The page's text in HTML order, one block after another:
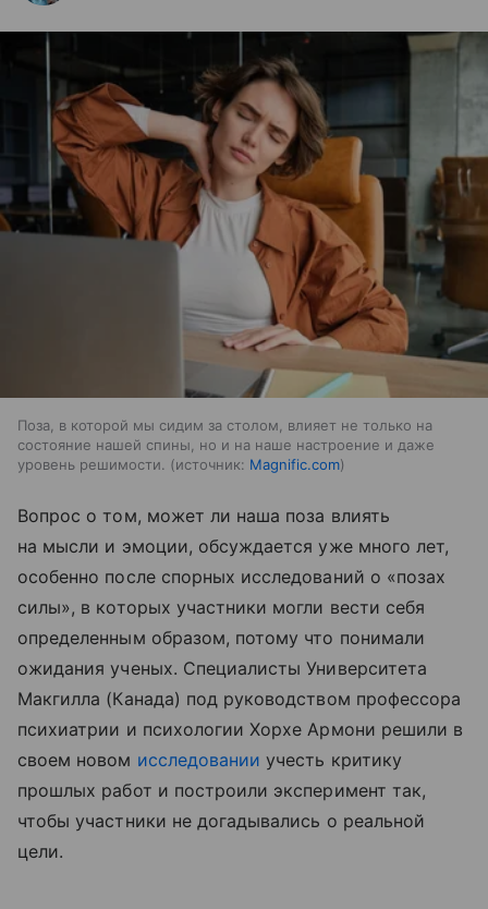
Поза, в которой мы сидим за столом, влияет не только на
состояние нашей спины, но и на наше настроение и даже
уровень решимости.
источник: Magnific.com
Вопрос о том, может ли наша поза влиять
на мысли и эмоции, обсуждается уже много лет,
особенно после спорных исследований о «позах
силы», в которых участники могли вести себя
определенным образом, потому что понимали
ожидания ученых. Специалисты Университета
Макгилла (Канада) под руководством профессора
психиатрии и психологии Хорхе Армони решили в
своем новом исследовании учесть критику
прошлых работ и построили эксперимент так,
чтобы участники не догадывались о реальной
цели.